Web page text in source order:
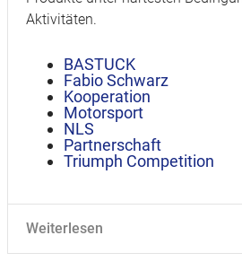
Aktivitäten.
BASTUCK
Fabio Schwarz
Kooperation
Motorsport
NLS
Partnerschaft
Triumph Competition
Weiterlesen